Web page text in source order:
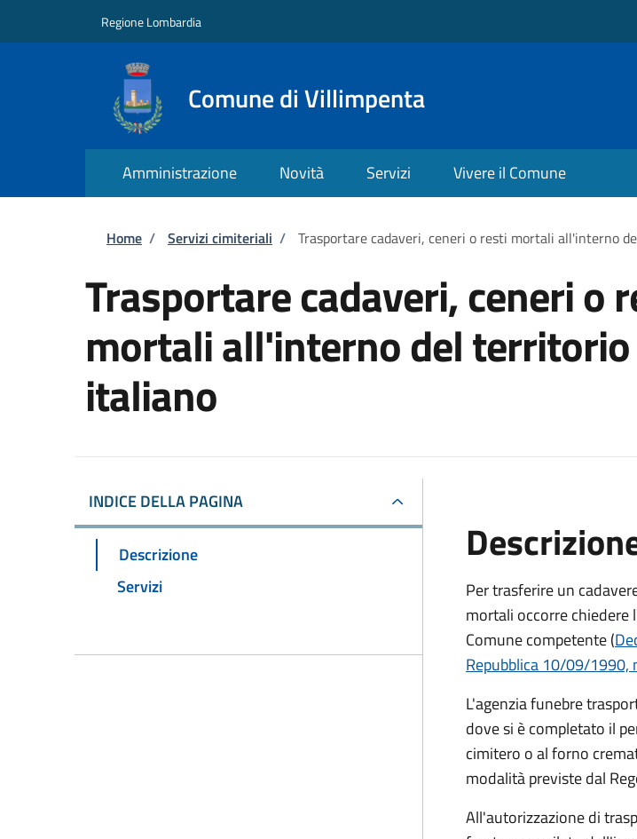
Regione Lombardia
Comune di Villimpenta
Amministrazione Novità Servizi Vivere il Comune
Briciole di pane
Home / Servizi cimiteriali / Trasportare cadaveri, ceneri o resti mortali all'interno
Trasportare cadaveri, ceneri o
mortali all'interno del territorio
italiano
INDICE DELLA PAGINA
Descrizione
Servizi
Per trasferire un
mortali occorre chiedere
Comune competente (
Repubblica 10/09/1990,
L'agenzia funebre
dove si è completato il
cimitero o al forno
modalità previste dal
All'autorizzazione di